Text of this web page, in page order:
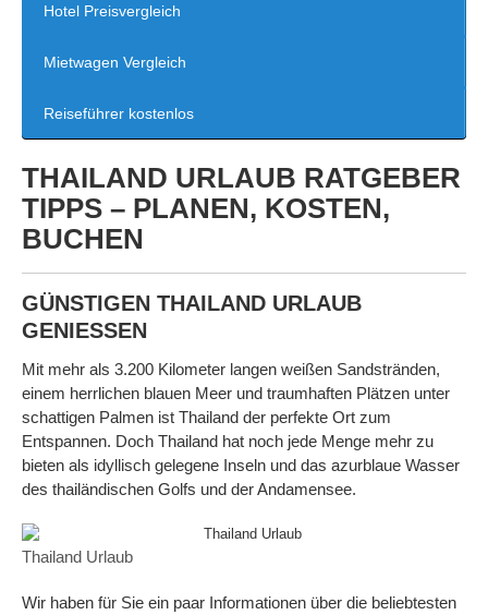
Hotel Preisvergleich
Mietwagen Vergleich
Reiseführer kostenlos
THAILAND URLAUB RATGEBER
TIPPS – PLANEN, KOSTEN,
BUCHEN
GÜNSTIGEN THAILAND URLAUB
GENIESSEN
Mit mehr als 3.200 Kilometer langen weißen Sandstränden,
einem herrlichen blauen Meer und traumhaften Plätzen unter
schattigen Palmen ist Thailand der perfekte Ort zum
Entspannen. Doch Thailand hat noch jede Menge mehr zu
bieten als idyllisch gelegene Inseln und das azurblaue Wasser
des thailändischen Golfs und der Andamensee.
Thailand Urlaub
Wir haben für Sie ein paar Informationen über die beliebtesten